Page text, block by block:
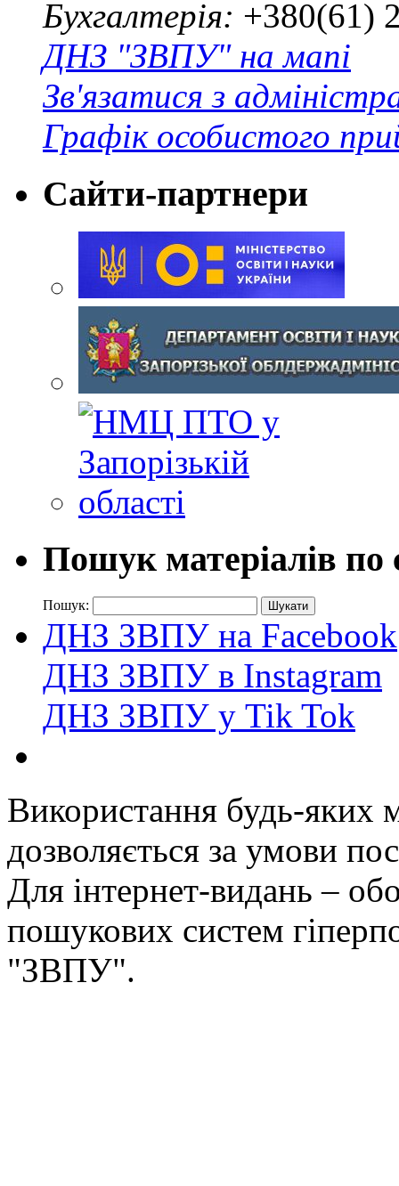
Бухгалтерія: +380(61)
ДНЗ "ЗВПУ" на мапі
Зв'язатися з
Графік особистого
Сайти-партнери
Пошук матеріалів по
Пошук:
ДНЗ ЗВПУ на Facebook
ДНЗ ЗВПУ в Instagram
ДНЗ ЗВПУ у Tik Tok
Використання будь-яких
дозволяється за умови
Для інтернет-видань –
пошукових систем
"ЗВПУ".